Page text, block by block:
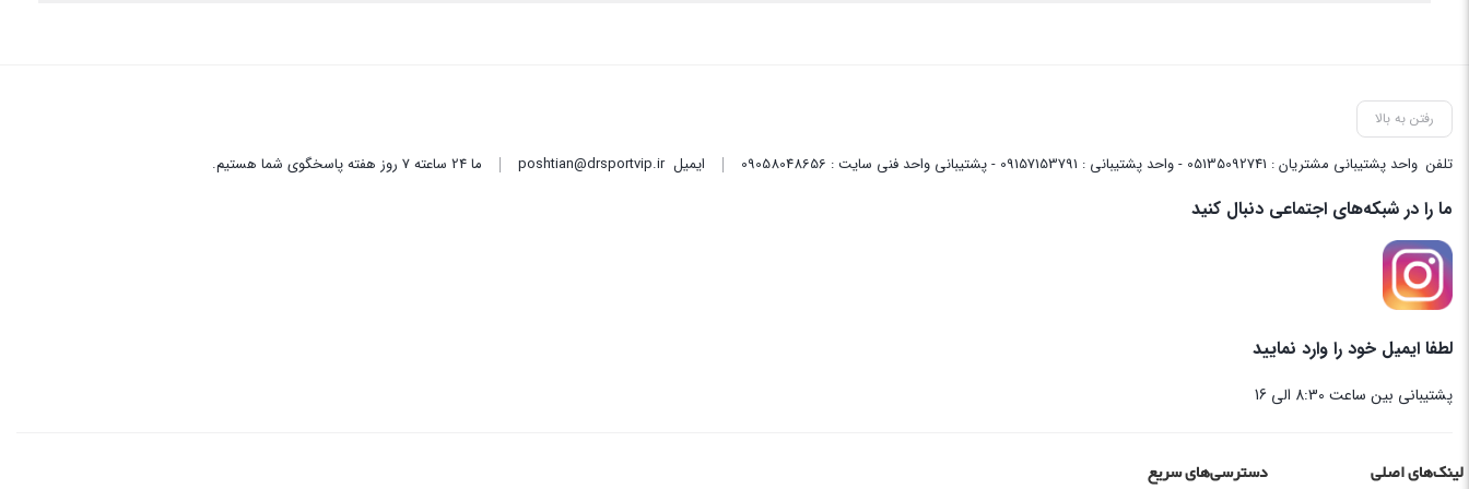
رفتن به بالا
تلفن واحد پشتیبانی مشتریان : 05135092741 - واحد پشتیبانی : 09157153791 - پشتیبانی واحد فنی سایت : 09058048656 ایمیلposhtian@drsportvip.ir ما 24 ساعته 7 روز هفته پاسخگوی شما هستیم.
ما را در شبکه‌های اجتماعی دنبال کنید
لطفا ایمیل خود را وارد نمایید
پشتیبانی بین ساعت 8:30 الی 16
لینک‌های اصلی دسترسی‌های سریع